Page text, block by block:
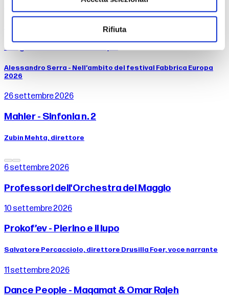
Rifiuta
Tragùdia - Il canto di Edipo
Alessandro Serra - Nell’ambito del festival Fabbrica Europa
2026
26 settembre 2026
Mahler - Sinfonia n. 2
Zubin Mehta, direttore
6 settembre 2026
Professori dell'Orchestra del Maggio
10 settembre 2026
Prokof’ev - Pierino e il lupo
Salvatore Percacciolo, direttore Drusilla Foer, voce narrante
11 settembre 2026
Dance People - Maqamat & Omar Rajeh